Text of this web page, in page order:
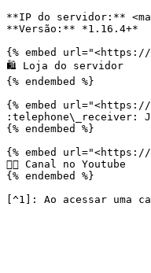
**IP do servidor:**
**Versão:** *1.16.4+*
{% embed
🛍️ Loja do servidor
{% endembed %}
{% embed
:telephone\_receiver:
{% endembed %}
{% embed url="<https://
👍🏻 Canal no Youtube
{% endembed %}